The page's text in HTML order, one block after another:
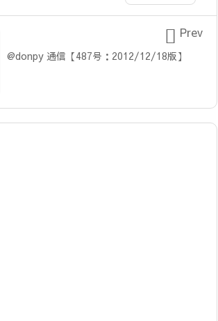
@donpy 通信【487号：2012/12/18版】
 Prev